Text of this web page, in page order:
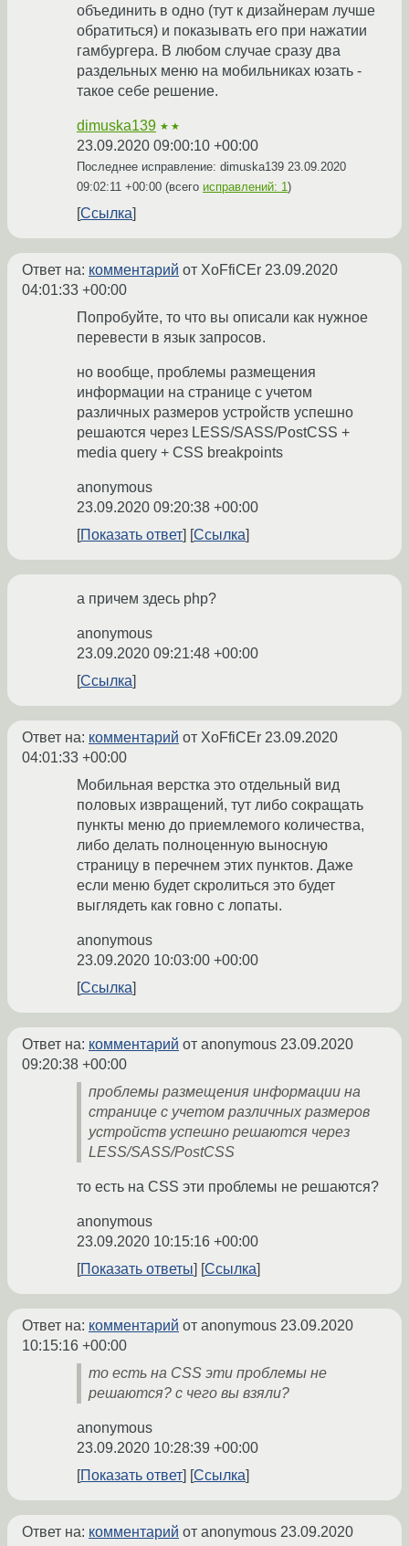
объединить в одно (тут к дизайнерам лучше
обратиться) и показывать его при нажатии
гамбургера. В любом случае сразу два
раздельных меню на мобильниках юзать -
такое себе решение.
dimuska139 ★★
23.09.2020 09:00:10 +00:00
Последнее исправление: dimuska139 23.09.2020
09:02:11 +00:00 (всего исправлений: 1)
Ссылка
Ответ на: комментарий от XoFfiCEr 23.09.2020
04:01:33 +00:00
Попробуйте, то что вы описали как нужное
перевести в язык запросов.
но вообще, проблемы размещения
информации на странице с учетом
различных размеров устройств успешно
решаются через LESS/SASS/PostCSS +
media query + CSS breakpoints
anonymous
23.09.2020 09:20:38 +00:00
Показать ответ
Ссылка
а причем здесь php?
anonymous
23.09.2020 09:21:48 +00:00
Ссылка
Ответ на: комментарий от XoFfiCEr 23.09.2020
04:01:33 +00:00
Мобильная верстка это отдельный вид
половых извращений, тут либо сокращать
пункты меню до приемлемого количества,
либо делать полноценную выносную
страницу в перечнем этих пунктов. Даже
если меню будет скролиться это будет
выглядеть как говно с лопаты.
anonymous
23.09.2020 10:03:00 +00:00
Ссылка
Ответ на: комментарий от anonymous 23.09.2020
09:20:38 +00:00
проблемы размещения информации на
странице с учетом различных размеров
устройств успешно решаются через
LESS/SASS/PostCSS
то есть на CSS эти проблемы не решаются?
anonymous
23.09.2020 10:15:16 +00:00
Показать ответы
Ссылка
Ответ на: комментарий от anonymous 23.09.2020
10:15:16 +00:00
то есть на CSS эти проблемы не
решаются? с чего вы взяли?
anonymous
23.09.2020 10:28:39 +00:00
Показать ответ
Ссылка
Ответ на: комментарий от anonymous 23.09.2020